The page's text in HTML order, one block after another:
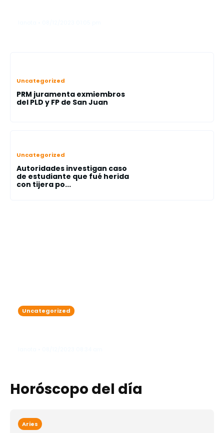
Uncategorized
PRM juramenta exmiembros
del PLD y FP de San Juan
Uncategorized
Autoridades investigan caso
de estudiante que fué herida
con tijera po...
Uncategorized
Horóscopo del día
Aries